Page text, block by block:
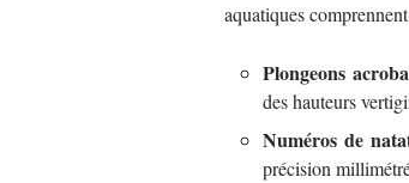
aquatiques
Plongeons
des hauteurs
Numéros de
précision